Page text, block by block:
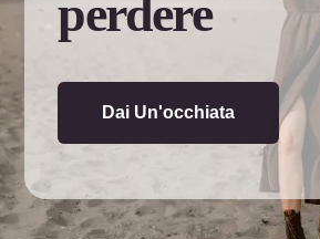
perdere
Dai Un'occhiata